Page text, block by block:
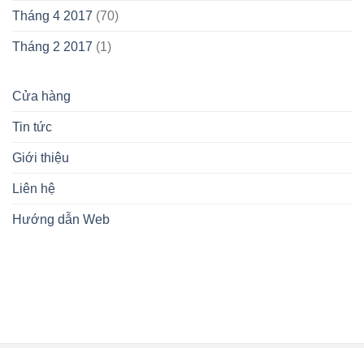
Tháng 4 2017 (70)
Tháng 2 2017 (1)
Cửa hàng
Tin tức
Giới thiệu
Liên hệ
Hướng dẫn Web